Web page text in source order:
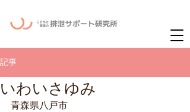
記事
いわいさゆみ
青森県八戸市